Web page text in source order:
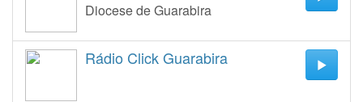
Diocese de Guarabira
Rádio Click Guarabira